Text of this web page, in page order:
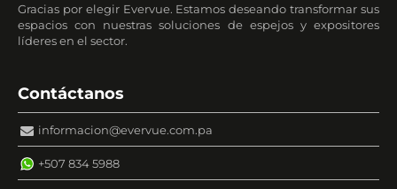
Gracias por elegir Evervue. Estamos deseando transformar sus
espacios con nuestras soluciones de espejos y expositores
líderes en el sector.
Contáctanos
informacion@evervue.com.pa
+507 834 5988